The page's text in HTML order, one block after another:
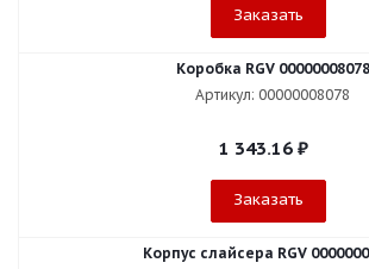
Заказать
Коробка RGV 00000008078
Артикул: 00000008078
1 343.16 ₽
Заказать
Корпус слайсера RGV